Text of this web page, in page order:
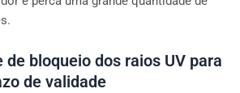
de bloqueio dos raios UV para
de validade